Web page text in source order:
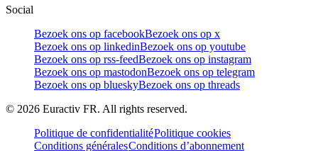
Social
Bezoek ons op facebookBezoek ons op x
Bezoek ons op linkedinBezoek ons op youtube
Bezoek ons op rss-feedBezoek ons op instagram
Bezoek ons op mastodonBezoek ons op telegram
Bezoek ons op blueskyBezoek ons op threads
© 2026 Euractiv FR. All rights reserved.
Politique de confidentialitéPolitique cookies
Conditions généralesConditions d’abonnement